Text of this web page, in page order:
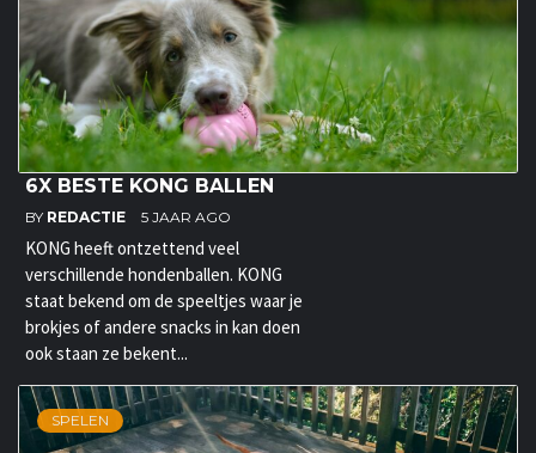
6X BESTE KONG BALLEN
BY REDACTIE 5 JAAR AGO
KONG heeft ontzettend veel
verschillende hondenballen. KONG
staat bekend om de speeltjes waar je
brokjes of andere snacks in kan doen
ook staan ze bekent...
SPELEN